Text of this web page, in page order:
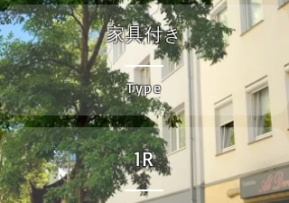
家具付き
Type
1R